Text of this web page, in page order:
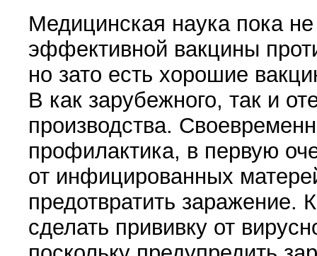
Медицинская наука пока
эффективной вакцины
но зато есть хорошие
В как зарубежного, так и
производства.
профилактика, в первую
от инфицированных
предотвратить заражение.
сделать прививку от